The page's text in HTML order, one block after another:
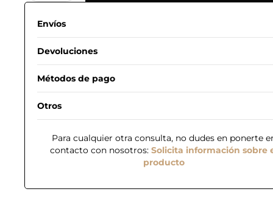
Envíos
Devoluciones
Métodos de pago
Otros
Para cualquier otra consulta, no dudes en ponerte
contacto con nosotros: Solicita información sobre
producto